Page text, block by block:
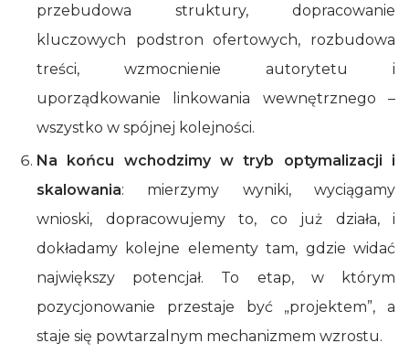
przebudowa struktury, dopracowanie
kluczowych podstron ofertowych, rozbudowa
treści, wzmocnienie autorytetu i
uporządkowanie linkowania wewnętrznego –
wszystko w spójnej kolejności.
Na końcu wchodzimy w tryb optymalizacji i
skalowania: mierzymy wyniki, wyciągamy
wnioski, dopracowujemy to, co już działa, i
dokładamy kolejne elementy tam, gdzie widać
największy potencjał. To etap, w którym
pozycjonowanie przestaje być „projektem”, a
staje się powtarzalnym mechanizmem wzrostu.